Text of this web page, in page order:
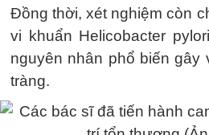
Đồng thời, xét nghiệm còn
vi khuẩn Helicobacter
nguyên nhân phổ biến gây
tràng.